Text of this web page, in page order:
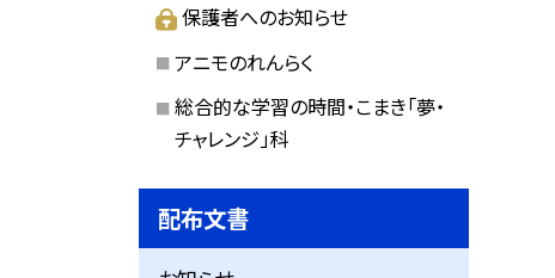
保護者へのお知らせ
アニモのれんらく
総合的な学習の時間・こまき「夢・
チャレンジ」科
配布文書